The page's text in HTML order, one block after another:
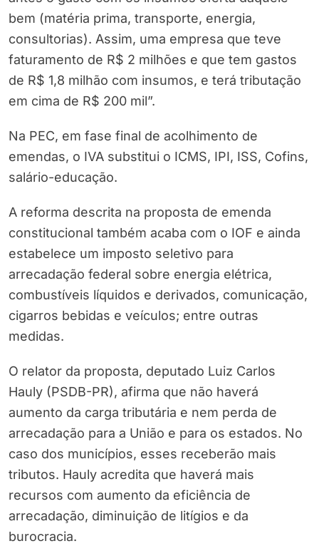
bem (matéria prima, transporte, energia,
consultorias). Assim, uma empresa que teve
faturamento de R$ 2 milhões e que tem gastos
de R$ 1,8 milhão com insumos, e terá tributação
em cima de R$ 200 mil”.
Na PEC, em fase final de acolhimento de
emendas, o IVA substitui o ICMS, IPI, ISS, Cofins,
salário-educação.
A reforma descrita na proposta de emenda
constitucional também acaba com o IOF e ainda
estabelece um imposto seletivo para
arrecadação federal sobre energia elétrica,
combustíveis líquidos e derivados, comunicação,
cigarros bebidas e veículos; entre outras
medidas.
O relator da proposta, deputado Luiz Carlos
Hauly (PSDB-PR), afirma que não haverá
aumento da carga tributária e nem perda de
arrecadação para a União e para os estados. No
caso dos municípios, esses receberão mais
tributos. Hauly acredita que haverá mais
recursos com aumento da eficiência de
arrecadação, diminuição de litígios e da
burocracia.